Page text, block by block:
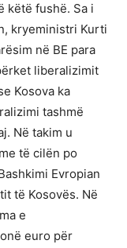
këtë fushë. Sa i
kryeministri Kurti
në BE para
liberalizimit
Kosova ka
tashmë
Në takim u
të cilën po
Evropian
të Kosovës. Në
e
euro për